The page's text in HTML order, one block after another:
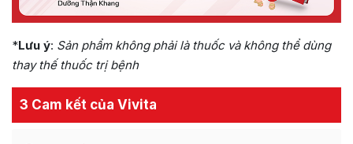
*Lưu ý: Sản phẩm không phải là thuốc và không thể dùng
thay thế thuốc trị bệnh
3 Cam kết của Vivita